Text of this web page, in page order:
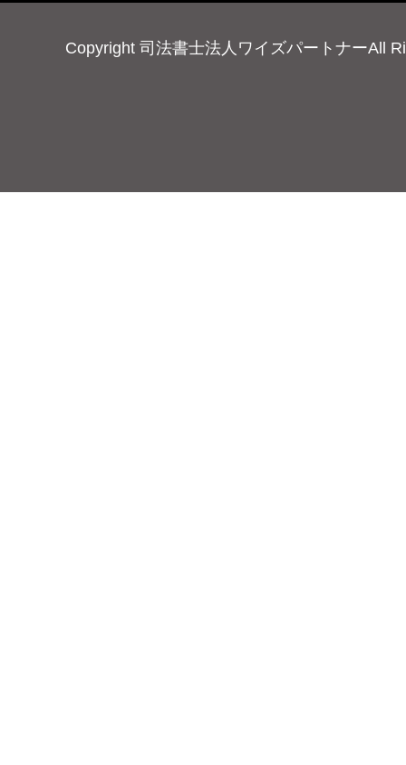
Copyright 司法書士法人ワイズパートナーAll